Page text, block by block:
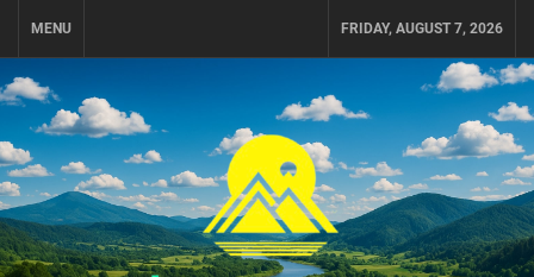
MENU FRIDAY, AUGUST 7, 2026